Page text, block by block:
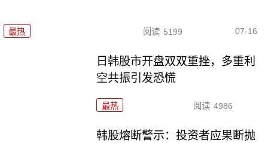
最热 阅读 5199 07-16
日韩股市开盘双双重挫，多重利
空共振引发恐慌
最热 阅读 4986
韩股熔断警示：投资者应果断抛